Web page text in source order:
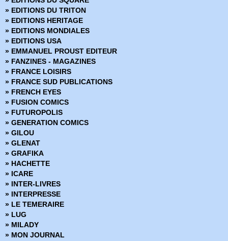
› Mandrake - Mondes mysterieux - 67
› Mandrake - Mondes mysterieux - 68
› Mandrake - Mondes mysterieux - 69
› Mandrake - Mondes mysterieux - 70
› Mandrake - Mondes mysterieux - 71
› Mandrake - Mondes mysterieux - 72
› Mandrake - Mondes mysterieux - 73
› Mandrake - Mondes mysterieux - 74
› Mandrake - Mondes mysterieux - 75
› Mandrake - Mondes mysterieux - 76
› Mandrake - Mondes mysterieux - 77
› Mandrake - Mondes mysterieux - 78
› Mandrake - Mondes mysterieux - 79
› Mandrake - Mondes mysterieux - 80
› Mandrake - Mondes mysterieux - 81
› Mandrake - Mondes mysterieux - 82
› Mandrake - Mondes mysterieux - 83
› Mandrake - Mondes mysterieux - 84
› Mandrake - Mondes mysterieux - 85
› Mandrake - Mondes mysterieux - 86
› Mandrake - Mondes mysterieux - 87
› Mandrake - Mondes mysterieux - 88
› Mandrake - Mondes mysterieux - 89
› Mandrake - Mondes mysterieux - 90
» EDITIONS DU TRITON
» EDITIONS HERITAGE
» EDITIONS MONDIALES
» EDITIONS USA
» EMMANUEL PROUST EDITEUR
» FANZINES - MAGAZINES
» FRANCE LOISIRS
» FRANCE SUD PUBLICATIONS
» FRENCH EYES
» FUSION COMICS
» FUTUROPOLIS
» GENERATION COMICS
» GILOU
» GLENAT
» GRAFIKA
» HACHETTE
» ICARE
» INTER-LIVRES
» INTERPRESSE
» LE TEMERAIRE
» LUG
» MILADY
» MON JOURNAL